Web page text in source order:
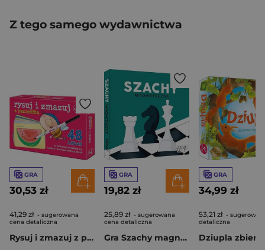
Z tego samego wydawnictwa
GRA
30,53 zł
41,29 zł - sugerowana
cena detaliczna
Rysuj i zmazuj z pszczółką
GRA
19,82 zł
25,89 zł - sugerowana
cena detaliczna
Gra Szachy magnetyczne
GRA
34,99 zł
53,21 zł -
detaliczna